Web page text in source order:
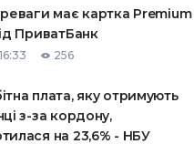
ВІНЬЄТКА
ВІД
ВИПАДКІВ
ПУТІВНИКИ ПО
має картка Premium
ПриватБанк
256
плата, яку отримують
з-за кордону,
на 23,6% - НБУ